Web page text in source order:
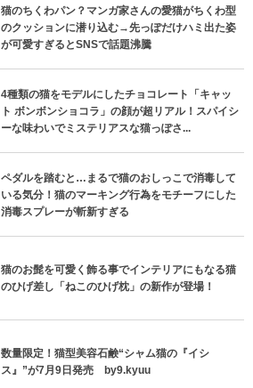
猫のちくわパン？マンガ家さんの愛猫がちくわ型
のクッションに潜り込む→先っぽだけハミ出た姿
が可愛すぎるとSNSで話題沸騰
4種類の猫をモデルにしたチョコレート「キャッ
ト ボンボンショコラ」の顔が超リアル！スパイシ
ーな味わいでミステリアスな猫っぽさ...
ペダルを踏むと…まるで猫のおしっこで消毒して
いる気分！猫のマーキング行為をモチーフにした
消毒スプレーが斬新すぎる
猫のお髭を可愛く飾る事でインテリアにもなる猫
のひげ差し「ねこのひげ枕」の新作が登場！
数量限定！猫型美容石鹸“シャム猫の『イシ
ス』”が7月9日発売 by9.kyuu